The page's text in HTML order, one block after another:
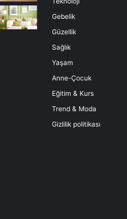
Gebelik
Güzellik
Sağlık
Yaşam
Anne-Çocuk
Eğitim & Kurs
Trend & Moda
Gizlilik politikası